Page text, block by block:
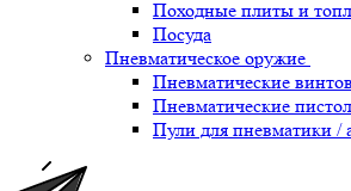
Походные плиты и
Посуда
Пневматическое оружие
Пневматические
Пневматические
Пули для пневматики /